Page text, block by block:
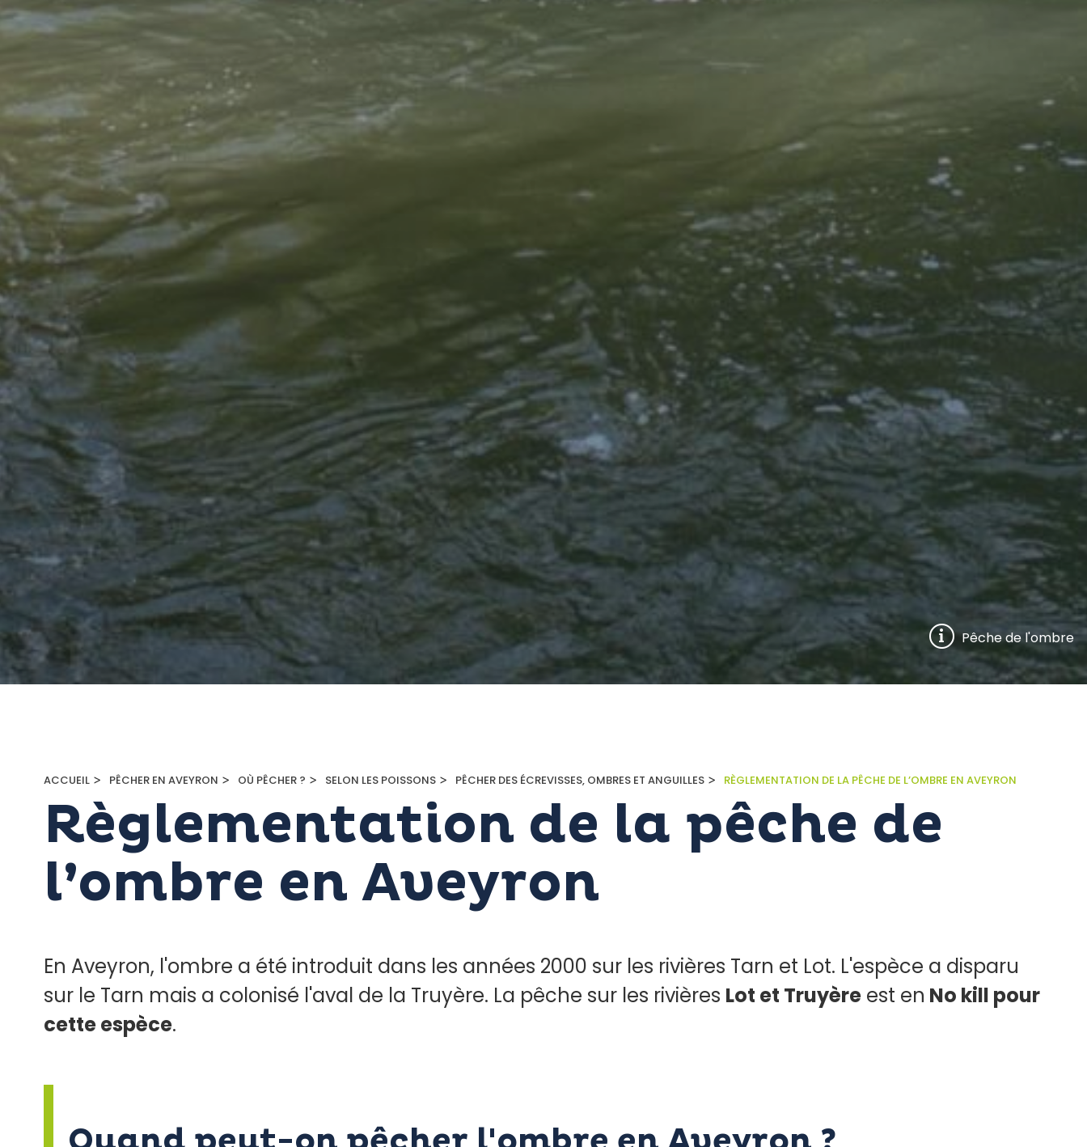
Pêche de l'ombre
ACCUEIL > PÊCHER EN AVEYRON > OÙ PÊCHER ? > SELON LES POISSONS > PÊCHER DES ÉCREVISSES, OMBRES ET ANGUILLES > RÈGLEMENTATION DE LA PÊCHE DE L’OMBRE EN AVEYRON
Règlementation de la pêche de
l’ombre en Aveyron
En Aveyron, l'ombre a été introduit dans les années 2000 sur les rivières Tarn et Lot. L'espèce a disparu
sur le Tarn mais a colonisé l'aval de la Truyère. La pêche sur les rivières Lot et Truyère est en No kill pour
cette espèce.